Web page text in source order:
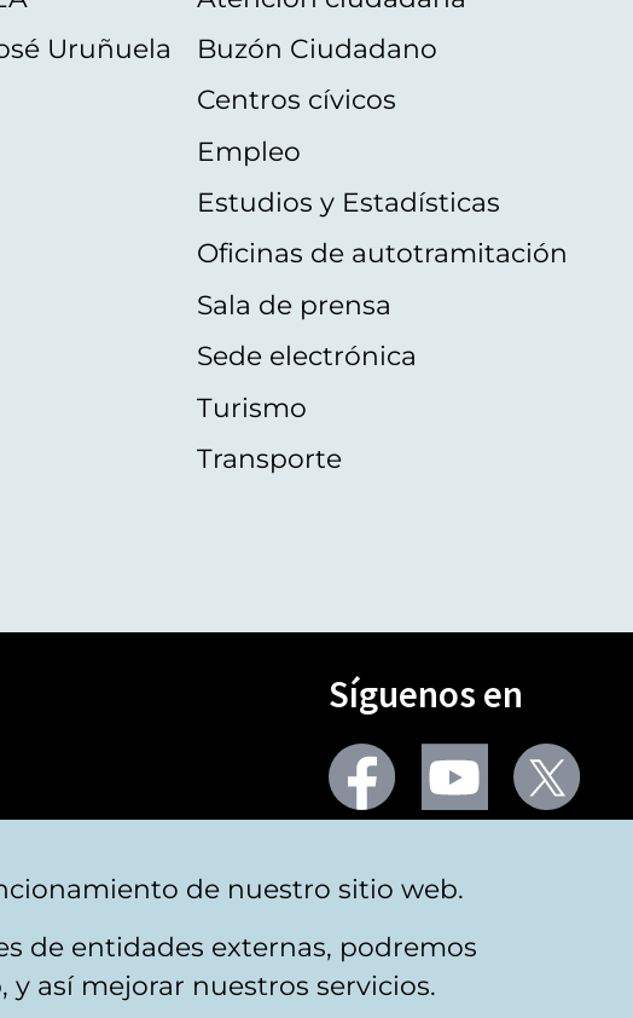
Uruñuela
Buzón Ciudadano
Centros cívicos
Empleo
Estudios y Estadísticas
Oficinas de autotramitación
Sala de prensa
Sede electrónica
Turismo
Transporte
Síguenos en
Seguir
en
facebook
Seguir
en
youtubeX
de nuestro sitio web.
de entidades externas, podremos
así mejorar nuestros servicios.